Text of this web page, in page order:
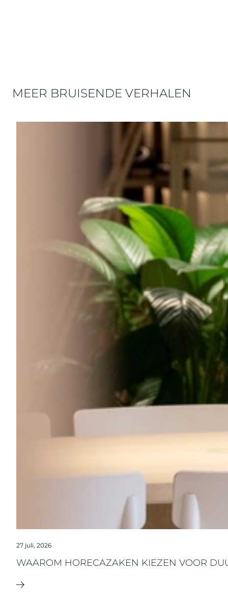
MEER BRUISENDE VERHALEN
27 juli, 2026
WAAROM HORECAZAKEN KIEZEN VOOR